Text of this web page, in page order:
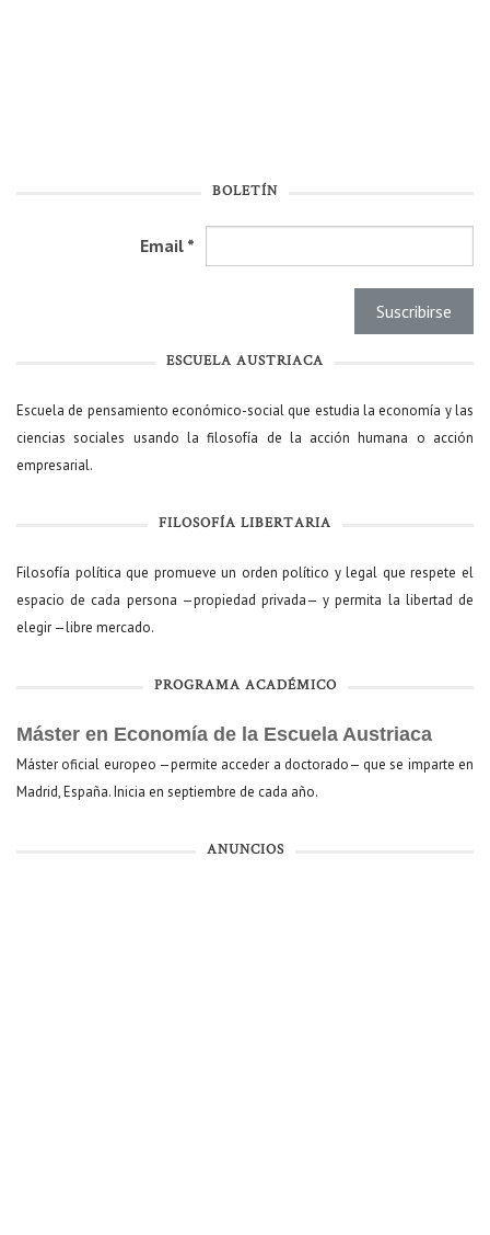
BOLETÍN
Email *
ESCUELA AUSTRIACA
Escuela de pensamiento económico-social que estudia la economía y las
ciencias sociales usando la filosofía de la acción humana o acción
empresarial.
FILOSOFÍA LIBERTARIA
Filosofía política que promueve un orden político y legal que respete el
espacio de cada persona —propiedad privada— y permita la libertad de
elegir —libre mercado.
PROGRAMA ACADÉMICO
Máster en Economía de la Escuela Austriaca
Máster oficial europeo —permite acceder a doctorado— que se imparte en
Madrid, España. Inicia en septiembre de cada año.
ANUNCIOS